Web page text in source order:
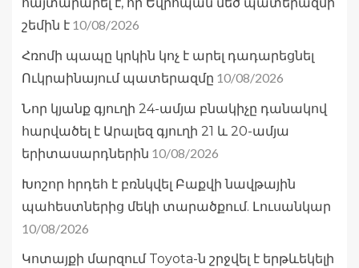
շեմին է 10/08/2026
Հռոմի պապը կրկին կոչ է արել դադարեցնել
Ուկրաինայում պատերազմը 10/08/2026
Նոր կյանք գյուղի 24-ամյա բնակիչը դանակով
հարվածել է Արալեզ գյուղի 21 և 20-ամյա
երիտասարդներին 10/08/2026
Խոշոր հրդեհ է բռնկվել Բաքվի նավթային
պահեստներից մեկի տարածքում. Լուսանկար
10/08/2026
Կոտայքի մարզում Toyota-ն շրջվել է երթևեկելի